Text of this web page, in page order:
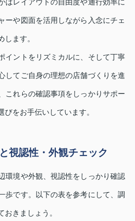
ーや図面を活用しながら入念にチェ
します。
イントをリズミカルに、そして丁寧
してご自身の理想の店舗づくりを進
これらの確認事項をしっかりサポー
びをお手伝いしています。
視認性・外観チェック
環境や外観、視認性をしっかり確認
歩です。以下の表を参考にして、調
きましょう。